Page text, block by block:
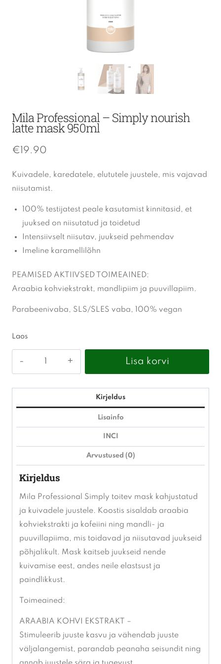
Mila Professional – Simply nourish
latte mask 950ml
€ 19.90
Kuivadele, karedatele, elututele juustele, mis vajavad
niisutamist.
100% testijatest peale kasutamist kinnitasid, et
juuksed on niisutatud ja toidetud
Intensiivselt niisutav, juukseid pehmendav
Imeline karamellilõhn
PEAMISED AKTIIVSED TOIMEAINED:
Araabia kohviekstrakt, mandlipiim ja puuvillapiim.
Parabeenivaba, SLS/SLES vaba, 100% vegan
Laos
latte
kogus
Lisa korvi
Kirjeldus
Lisainfo
INCI
Arvustused (0)
Kirjeldus
Mila Professional Simply toitev mask kahjustatud
ja kuivadele juustele. Koostis sisaldab araabia
kohviekstrakti ja kofeiini ning mandli- ja
puuvillapiima, mis toidavad ja niisutavad juukseid
põhjalikult. Mask kaitseb juukseid nende
kuivamise eest, andes neile elastsust ja
paindlikkust.
Toimeained:
ARAABIA KOHVI EKSTRAKT –
Stimuleerib juuste kasvu ja vähendab juuste
väljalangemist, parandab peanaha seisundit ning